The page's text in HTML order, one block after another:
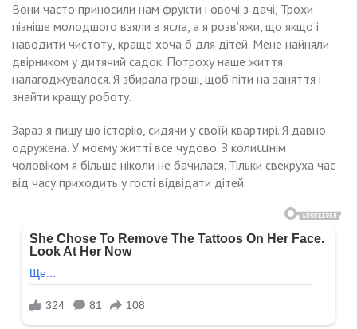
Вони часто приносили нам фрукти і овочі з дачі, Трохи
пізніше молодшого взяли в ясла, а я розв’яжи, що якщо і
наводити чистоту, краще хоча б для дітей. Мене найняли
двірником у дитячий садок. Потроху наше життя
налагоджувалося. Я збирала rроші, щоб піти на заняття і
знайти кращу роботу.
Зараз я пишу цю історію, сидячи у своїй квартирі. Я давно
одружена. У моєму житті все чудово. З колиաнім
чоловіком я більше ніколи не бачилася. Тільки свекруха час
від часу приходить у гості відвідати дітей.